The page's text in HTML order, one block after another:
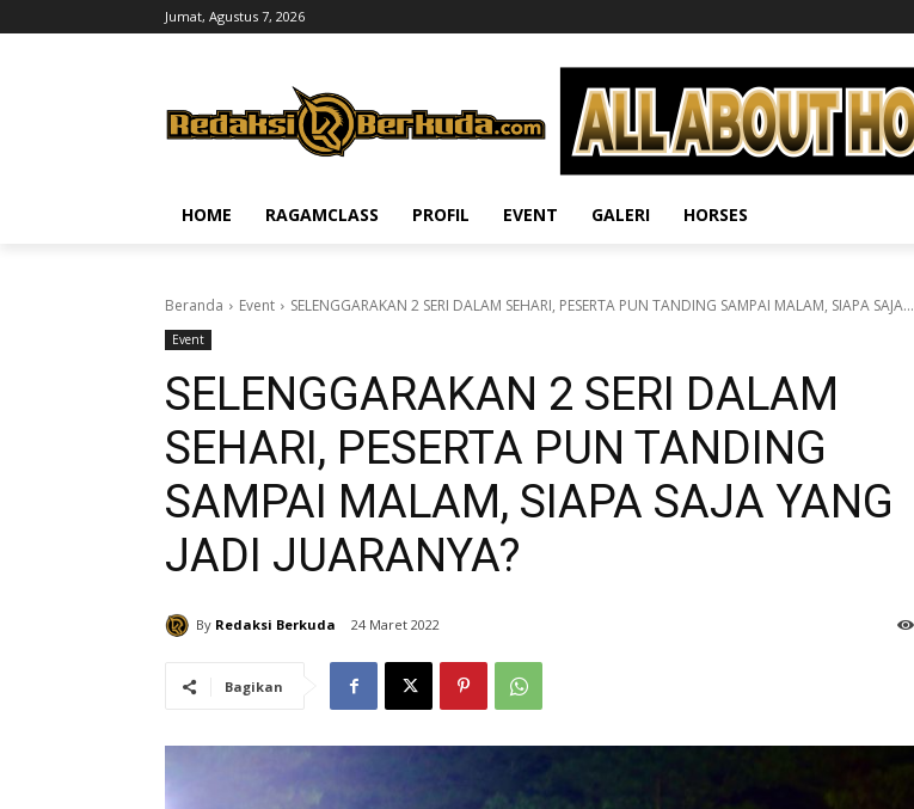
Jumat, Agustus 7, 2026
HOME RAGAMCLASS PROFIL EVENT GALERI HORSES
Beranda Event SELENGGARAKAN 2 SERI DALAM SEHARI, PESERTA PUN TANDING SAMPAI MALAM, SIAPA SAJA...
Event
SELENGGARAKAN 2 SERI DALAM
SEHARI, PESERTA PUN TANDING
SAMPAI MALAM, SIAPA SAJA YANG
JADI JUARANYA?
By Redaksi Berkuda 24 Maret 2022
Bagikan